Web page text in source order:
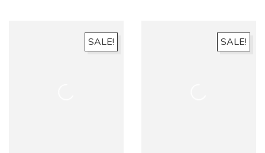
SALE! SALE!